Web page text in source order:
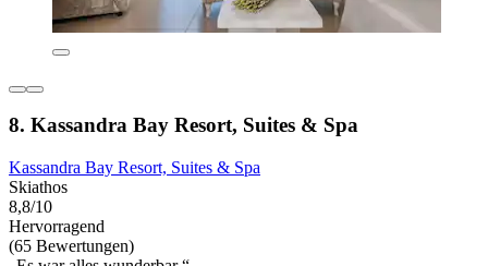
8. Kassandra Bay Resort, Suites & Spa
Kassandra Bay Resort, Suites & Spa
Skiathos
8,8/10
Hervorragend
(65 Bewertungen)